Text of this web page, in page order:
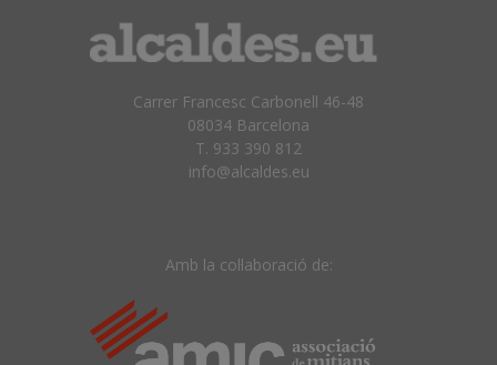
Carrer Francesc Carbonell 46-48
08034 Barcelona
T. 933 390 812
info@alcaldes.eu
Amb la col·laboració de: